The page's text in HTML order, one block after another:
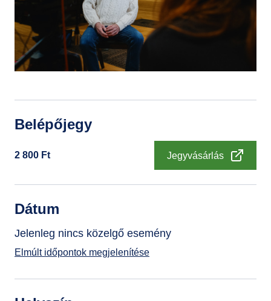
Belépőjegy
2 800 Ft Jegyvásárlás
Dátum
Jelenleg nincs közelgő esemény
Elmúlt időpontok megjelenítése